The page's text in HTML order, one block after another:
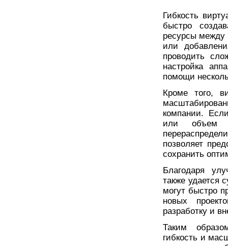
Гибкость
быстро
ресурсы между
или
проводить
настройка
помощи
Кроме того,
компании.
или объем
позволяет
сохранить
Благодаря
также удается
могут быстро
новых
разработку и
Таким
гибкость и